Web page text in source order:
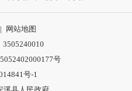
|
网站地图
3505240010
号
号-1